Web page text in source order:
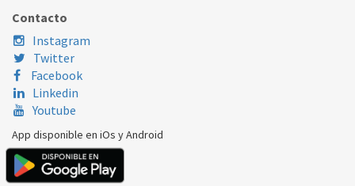
Contacto
Instagram
Twitter
Facebook
Linkedin
Youtube
App disponible en iOs y Android